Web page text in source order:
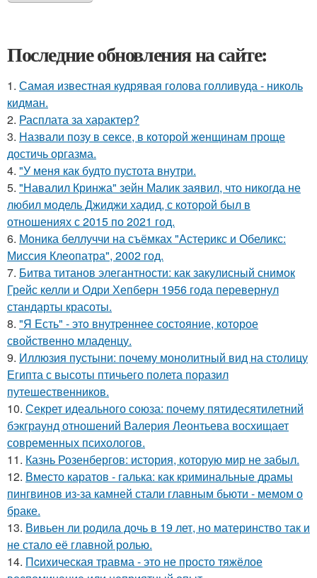
Последние обновления на сайте:
1. Самая известная кудрявая голова голливуда - николь
кидман.
2. Расплата за характер?
3. Назвали позу в сексе, в которой женщинам проще
достичь оргазма.
4. "У меня как будто пустота внутри.
5. "Навалил Кринжа" зейн Малик заявил, что никогда не
любил модель Джиджи хадид, с которой был в
отношениях с 2015 по 2021 год.
6. Моника беллуччи на съёмках "Астерикс и Обеликс:
Миссия Клеопатра", 2002 год.
7. Битва титанов элегантности: как закулисный снимок
Грейс келли и Одри Хепберн 1956 года перевернул
стандарты красоты.
8. "Я Есть" - этo внутpeннее состояние, которое
свойственно младенцу.
9. Иллюзия пустыни: почему монолитный вид на столицу
Египта с высоты птичьего полета поразил
путешественников.
10. Секрет идеального союза: почему пятидесятилетний
бэкграунд отношений Валерия Леонтьева восхищает
современных психологов.
11. Казнь Розенбергов: история, которую мир не забыл.
12. Вместо каратов - галька: как криминальные драмы
пингвинов из-за камней стали главным бьюти - мемом о
браке.
13. Вивьен ли родила дочь в 19 лет, но материнство так и
не стало её главной ролью.
14. Пcиxическая травма - это не просто тяжёлое